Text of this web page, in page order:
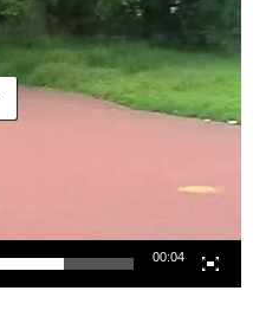
00:04